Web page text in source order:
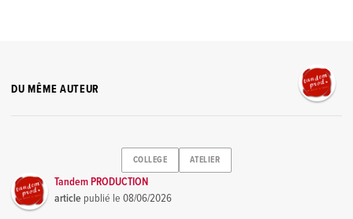
DU MÊME AUTEUR
COLLEGE ATELIER
Tandem PRODUCTION
article publié le08/06/2026